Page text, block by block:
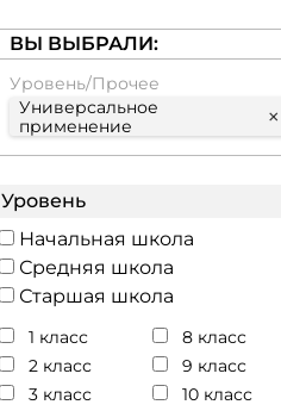
ВЫ ВЫБРАЛИ:
Уровень/Прочее
Универсальное
применение
×
Уровень
Начальная школа
Средняя школа
Старшая школа
1 класс
2 класс
3 класс
8 класс
9 класс
10 класс